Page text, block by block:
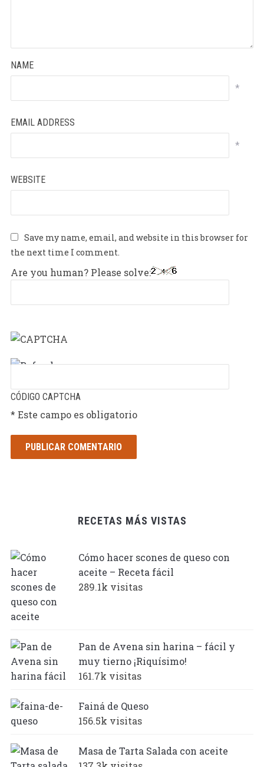
NAME
*
EMAIL ADDRESS
*
WEBSITE
Save my name, email, and website in this browser for
the next time I comment.
Are you human? Please solve:
CÓDIGO CAPTCHA
* Este campo es obligatorio
RECETAS MÁS VISTAS
Cómo hacer scones de queso con
aceite – Receta fácil
289.1k visitas
Pan de Avena sin harina – fácil y
muy tierno ¡Riquísimo!
161.7k visitas
Fainá de Queso
156.5k visitas
Masa de Tarta Salada con aceite